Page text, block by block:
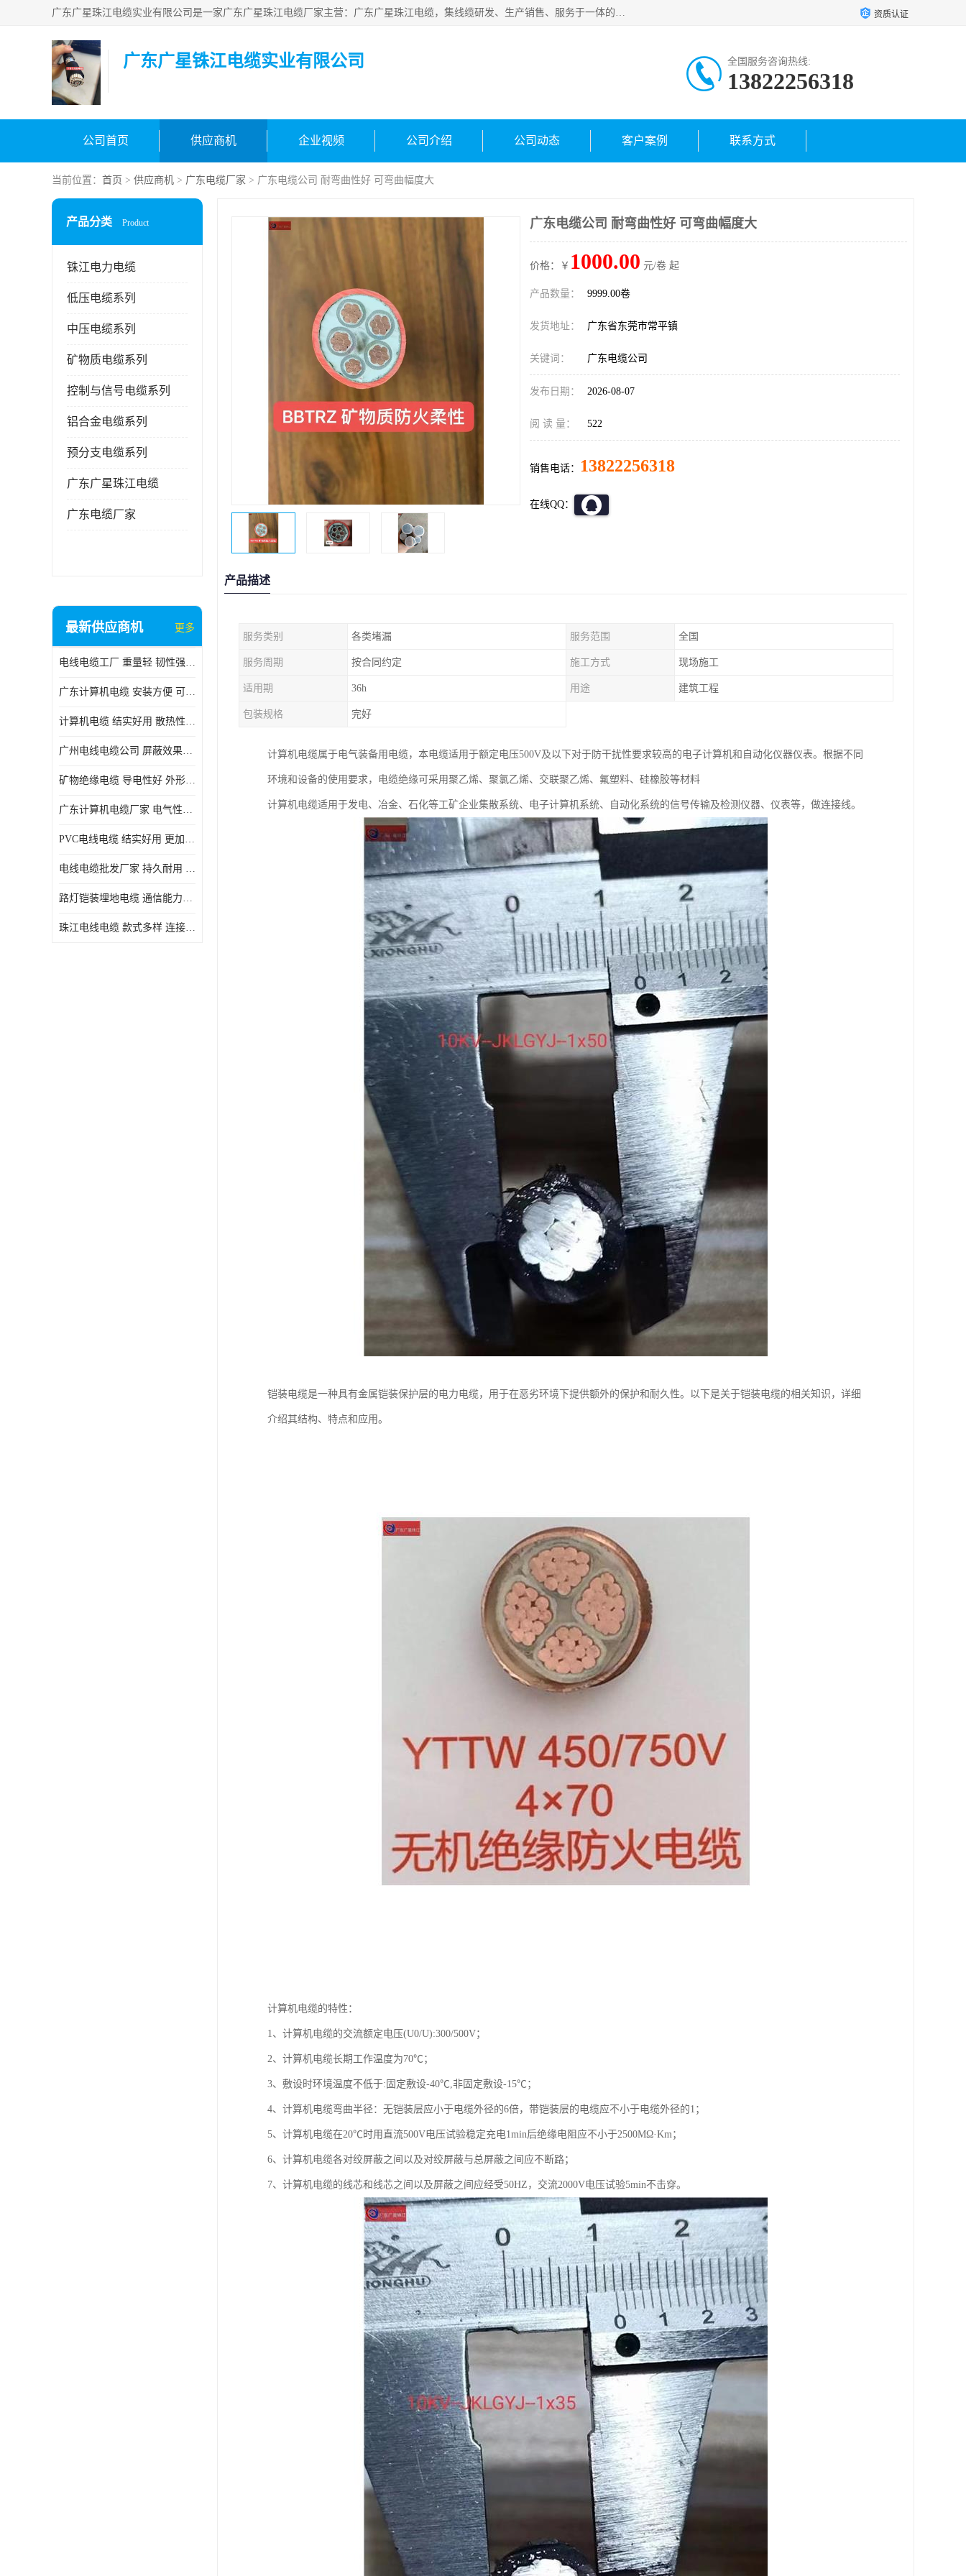
广东广星珠江电缆实业有限公司是一家广东广星珠江电缆厂家主营：广东广星珠江电缆，集线缆研发、生产销售、服务于一体的生产企业。公司自创立以来，确立了“广星珠江电缆，您的一站式采购”的战略发展口号，明确了将广星珠江打造成“线缆产品种类覆盖较广较全、质量较优、服务较好的大型综合性*化生产企业”的发展目标。 资质认证
广东广星铢江电缆实业有限公司 全国服务咨询热线:
13822256318
公司首页 供应商机 企业视频 公司介绍 公司动态 客户案例 联系方式
当前位置： 首页 > 供应商机 > 广东电缆厂家 > 广东电缆公司 耐弯曲性好 可弯曲幅度大
产品分类 Product
铢江电力电缆
低压电缆系列
中压电缆系列
矿物质电缆系列
控制与信号电缆系列
铝合金电缆系列
预分支电缆系列
广东广星珠江电缆
广东电缆厂家
最新供应商机 更多
电线电缆工厂 重量轻 韧性强 体积小 连接简单
广东计算机电缆 安装方便 可随意弯曲折叠
计算机电缆 结实好用 散热性良好
广州电线电缆公司 屏蔽效果良好 拆卸安装方便
矿物绝缘电缆 导电性好 外形美观大方
广东计算机电缆厂家 电气性能稳定 外形美观大方
PVC电线电缆 结实好用 更加省时省力
电线电缆批发厂家 持久耐用 铜芯含量高
路灯铠装埋地电缆 通信能力强 受外界干扰小
珠江电线电缆 款式多样 连接可靠安全
广东电缆公司 耐弯曲性好 可弯曲幅度大
价格：￥ 1000.00 元/卷 起
产品数量： 9999.00卷
发货地址： 广东省东莞市常平镇
关键词： 广东电缆公司
发布日期： 2026-08-07
阅 读 量： 522
销售电话： 13822256318
在线QQ：
产品描述
服务类别 各类堵漏 服务范围 全国
服务周期 按合同约定 施工方式 现场施工
适用期 36h 用途 建筑工程
包装规格 完好
计算机电缆属于电气装备用电缆，本电缆适用于额定电压500V及以下对于防干扰性要求较高的电子计算机和自动化仪器仪表。根据不同
环境和设备的使用要求，电缆绝缘可采用聚乙烯、聚氯乙烯、交联聚乙烯、氟塑料、硅橡胶等材料
计算机电缆适用于发电、冶金、石化等工矿企业集散系统、电子计算机系统、自动化系统的信号传输及检测仪器、仪表等，做连接线。
铠装电缆是一种具有金属铠装保护层的电力电缆，用于在恶劣环境下提供额外的保护和耐久性。以下是关于铠装电缆的相关知识，详细
介绍其结构、特点和应用。
计算机电缆的特性：
1、计算机电缆的交流额定电压(U0/U):300/500V；
2、计算机电缆长期工作温度为70℃；
3、敷设时环境温度不低于:固定敷设-40℃,非固定敷设-15℃；
4、计算机电缆弯曲半径：无铠装层应小于电缆外径的6倍，带铠装层的电缆应不小于电缆外径的1；
5、计算机电缆在20℃时用直流500V电压试验稳定充电1min后绝缘电阻应不小于2500MΩ·Km；
6、计算机电缆各对绞屏蔽之间以及对绞屏蔽与总屏蔽之间应不断路；
7、计算机电缆的线芯和线芯之间以及屏蔽之间应经受50HZ，交流2000V电压试验5min不击穿。